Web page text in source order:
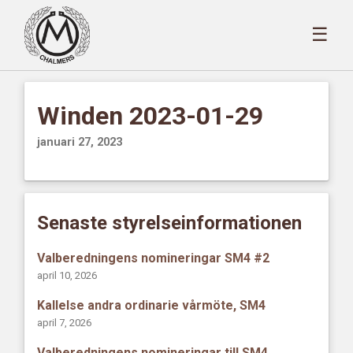
☰
Winden 2023-01-29
januari 27, 2023
Senaste styrelseinformationen
Valberedningens nomineringar SM4 #2
april 10, 2026
Kallelse andra ordinarie vårmöte, SM4
april 7, 2026